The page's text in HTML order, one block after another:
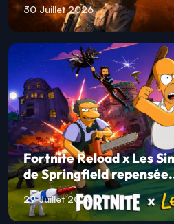
30 Juillet 2026
Fortnite Reload x Les
de Springfield
29 Juillet 2026